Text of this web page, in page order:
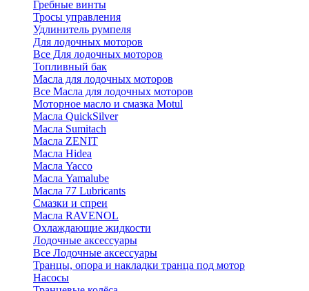
Гребные винты
Тросы управления
Удлинитель румпеля
Для лодочных моторов
Все Для лодочных моторов
Топливный бак
Масла для лодочных моторов
Все Масла для лодочных моторов
Моторное масло и смазка Motul
Масла QuickSilver
Масла Sumitach
Масла ZENIT
Масла Hidea
Масла Yacco
Масла Yamalube
Масла 77 Lubricants
Смазки и спреи
Масла RAVENOL
Охлаждающие жидкости
Лодочные аксессуары
Все Лодочные аксессуары
Транцы, опора и накладки транца под мотор
Насосы